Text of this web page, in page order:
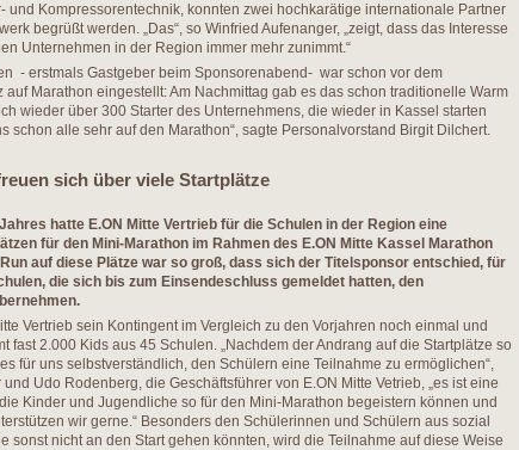
und Kompressorentechnik, konnten zwei hochkarätige internationale Partner
begrüßt werden. „Das“, so Winfried Aufenanger, „zeigt, dass das Interesse
Unternehmen in der Region immer mehr zunimmt.“
- erstmals Gastgeber beim Sponsorenabend- war schon vor dem
Marathon eingestellt: Am Nachmittag gab es das schon traditionelle Warm
wieder über 300 Starter des Unternehmens, die wieder in Kassel starten
schon alle sehr auf den Marathon“, sagte Personalvorstand Birgit Dilchert.
sich über viele Startplätze
hatte E.ON Mitte Vertrieb für die Schulen in der Region eine
für den Mini-Marathon im Rahmen des E.ON Mitte Kassel Marathon
auf diese Plätze war so groß, dass sich der Titelsponsor entschied, für
die sich bis zum Einsendeschluss gemeldet hatten, den
Vertrieb sein Kontingent im Vergleich zu den Vorjahren noch einmal und
fast 2.000 Kids aus 45 Schulen. „Nachdem der Andrang auf die Startplätze so
für uns selbstverständlich, den Schülern eine Teilnahme zu ermöglichen“,
Udo Rodenberg, die Geschäftsführer von E.ON Mitte Vetrieb, „es ist eine
Kinder und Jugendliche so für den Mini-Marathon begeistern können und
wir gerne.“ Besonders den Schülerinnen und Schülern aus sozial
sonst nicht an den Start gehen könnten, wird die Teilnahme auf diese Weise